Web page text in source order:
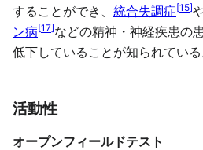
することができ、 統合失調症[15]
ン病[17]などの精神・神経疾患の
低下していることが知られている
活動性
オープンフィールドテスト